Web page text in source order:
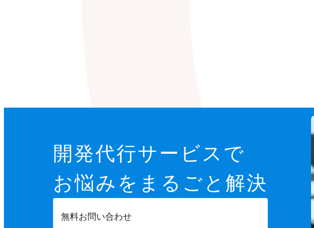
開発代行サービスで
お悩みをまるごと解決
無料お問い合わせ